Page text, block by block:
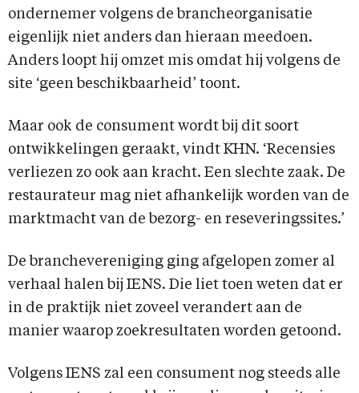
ondernemer volgens de brancheorganisatie
eigenlijk niet anders dan hieraan meedoen.
Anders loopt hij omzet mis omdat hij volgens de
site ‘geen beschikbaarheid’ toont.
Maar ook de consument wordt bij dit soort
ontwikkelingen geraakt, vindt KHN. ‘Recensies
verliezen zo ook aan kracht. Een slechte zaak. De
restaurateur mag niet afhankelijk worden van de
marktmacht van de bezorg- en reseveringssites.’
De branchevereniging ging afgelopen zomer al
verhaal halen bij IENS. Die liet toen weten dat er
in de praktijk niet zoveel verandert aan de
manier waarop zoekresultaten worden getoond.
Volgens IENS zal een consument nog steeds alle